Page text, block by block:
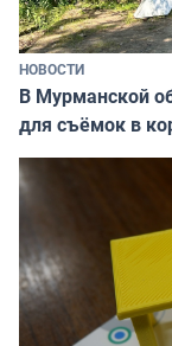
НОВОСТИ
В Мурманской
для съёмок в